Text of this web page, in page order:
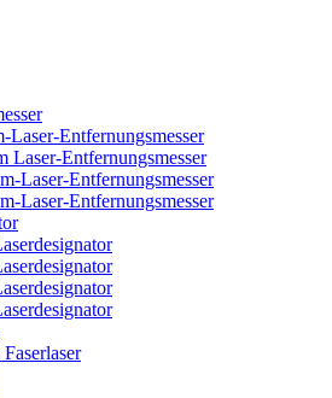
Laser-Entfernungsmesser
Laser-Entfernungsmesser
Laser-Entfernungsmesser
Laser-Entfernungsmesser